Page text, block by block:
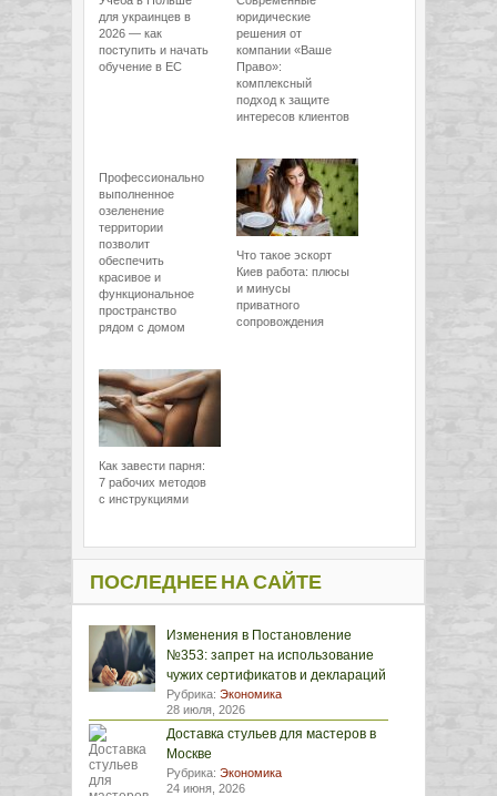
для украинцев в
2026 — как
поступить и начать
обучение в ЕС
юридические
решения от
компании «Ваше
Право»:
комплексный
подход к защите
интересов клиентов
Профессионально
выполненное
озеленение
территории
позволит
обеспечить
красивое и
функциональное
пространство
рядом с домом
Что такое эскорт
Киев работа: плюсы
и минусы
приватного
сопровождения
Как завести парня:
7 рабочих методов
с инструкциями
ПОСЛЕДНЕЕ НА САЙТЕ
Изменения в Постановление
№353: запрет на использование
чужих сертификатов и деклараций
Рубрика: Экономика
28 июля, 2026
Доставка стульев для мастеров в
Москве
Рубрика: Экономика
24 июня, 2026